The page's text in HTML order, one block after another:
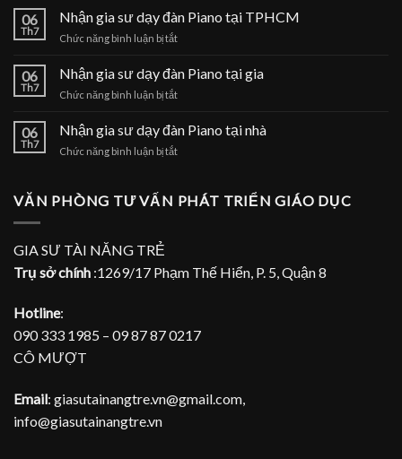
dạy
đàn
tại
06
Th7
Nhận gia sư dạy đàn Piano tại TPHCM
Chức năng bình luận bị tắtở
gia
sư
dạy
Piano
TPHCM
06
Th7
Nhận gia sư dạy đàn Piano tại gia
Chức năng bình luận bị tắtở
gia
sư
dạy
tại
06
Th7
Nhận gia sư dạy đàn Piano tại nhà
Chức năng bình luận bị tắtở
sư
nhà
VĂN PHÒNG TƯ VẤN PHÁT TRIỂN GIÁO DỤC
GIA SƯ TÀI NĂNG TRẺ
Trụ sở chính :1269/17 Phạm Thế Hiển, P. 5, Quận 8
Hotline:
090 333 1985 – 09 87 87 0217
CÔ MƯỢT
Email: giasutainangtre.vn@gmail.com,
info@giasutainangtre.vn